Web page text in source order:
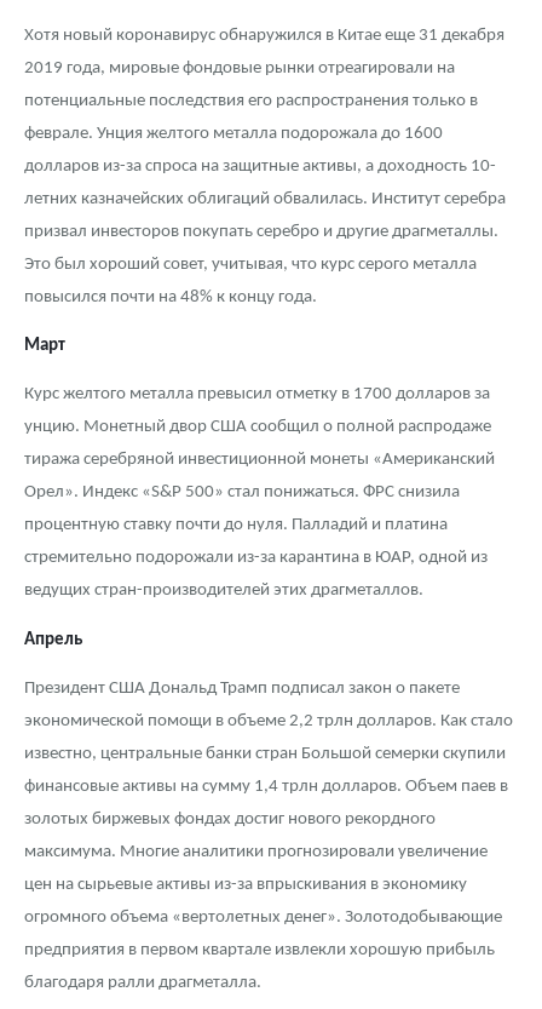
Хотя новый коронавирус обнаружился в Китае еще 31 декабря
2019 года, мировые фондовые рынки отреагировали на
потенциальные последствия его распространения только в
феврале. Унция желтого металла подорожала до 1600
долларов из-за спроса на защитные активы, а доходность 10-
летних казначейских облигаций обвалилась. Институт серебра
призвал инвесторов покупать серебро и другие драгметаллы.
Это был хороший совет, учитывая, что курс серого металла
повысился почти на 48% к концу года.
Март
Курс желтого металла превысил отметку в 1700 долларов за
унцию. Монетный двор США сообщил о полной распродаже
тиража серебряной инвестиционной монеты «Американский
Орел». Индекс «S&P 500» стал понижаться. ФРС снизила
процентную ставку почти до нуля. Палладий и платина
стремительно подорожали из-за карантина в ЮАР, одной из
ведущих стран-производителей этих драгметаллов.
Апрель
Президент США Дональд Трамп подписал закон о пакете
экономической помощи в объеме 2,2 трлн долларов. Как стало
известно, центральные банки стран Большой семерки скупили
финансовые активы на сумму 1,4 трлн долларов. Объем паев в
золотых биржевых фондах достиг нового рекордного
максимума. Многие аналитики прогнозировали увеличение
цен на сырьевые активы из-за впрыскивания в экономику
огромного объема «вертолетных денег». Золотодобывающие
предприятия в первом квартале извлекли хорошую прибыль
благодаря ралли драгметалла.